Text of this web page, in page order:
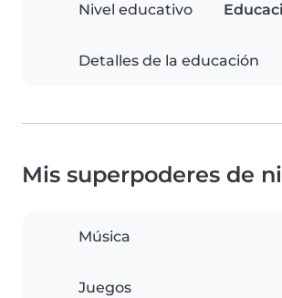
Nivel educativo
Detalles de la educación
Mis superpoderes de
Música
Juegos